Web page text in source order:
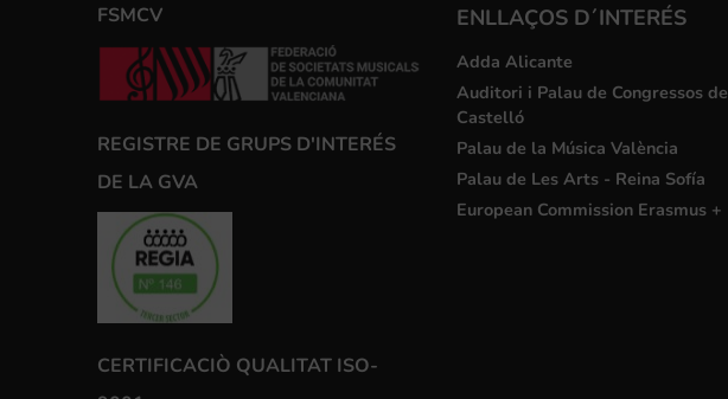
FSMCV
REGISTRE DE GRUPS D'INTERÉS
DE LA GVA
CERTIFICACIÒ QUALITAT ISO-
ENLLAÇOS D´INTERÉS
Adda Alicante
Auditori i Palau de Congressos de
Castelló
Palau de la Música València
Palau de Les Arts - Reina Sofía
European Commission Erasmus +